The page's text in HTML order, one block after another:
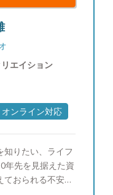
エイション
オンライン対応
知りたい、ライフ
年先を見据えた資
ておられる不安